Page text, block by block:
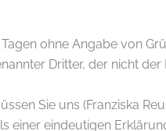
ohne Angabe von
Dritter, der nicht
Sie uns (Franziska
einer eindeutigen